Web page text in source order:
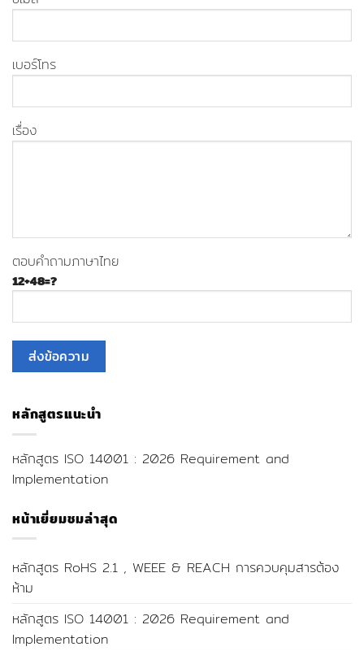
เบอร์โทร
เรื่อง
ตอบคำถามภาษาไทย
12+48=?
หลักสูตรแนะนำ
หลักสูตร ISO 14001 : 2026 Requirement and
Implementation
หน้าเยี่ยมชมล่าสุด
หลักสูตร RoHS 2.1 , WEEE & REACH การควบคุมสารต้อง
ห้าม
หลักสูตร ISO 14001 : 2026 Requirement and
Implementation